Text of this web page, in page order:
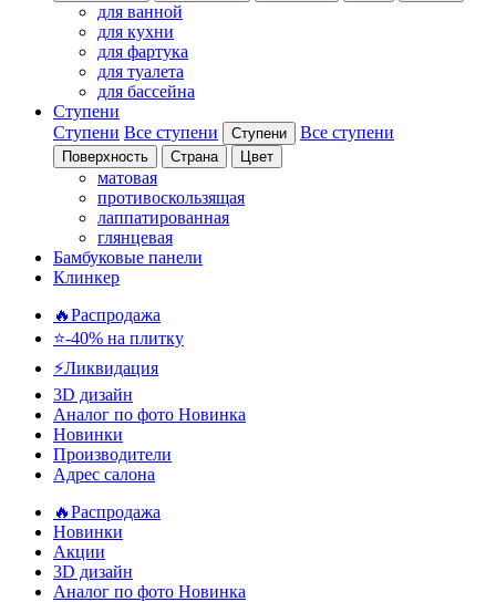
для ванной
для кухни
для фартука
для туалета
для бассейна
Ступени
Ступени Все ступени Ступени Все ступени
Поверхность Страна Цвет
матовая
противоскользящая
лаппатированная
глянцевая
Бамбуковые панели
Клинкер
🔥Распродажа
⭐-40% на плитку
⚡️Ликвидация
3D дизайн
Аналог по фото Новинка
Новинки
Производители
Адрес салона
🔥Распродажа
Новинки
Акции
3D дизайн
Аналог по фото Новинка